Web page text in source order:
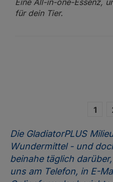
Eine All-in-one-Essenz,
für dein Tier.
1
Die GladiatorPLUS
Wundermittel - und
beinahe täglich
uns am Telefon, in E-